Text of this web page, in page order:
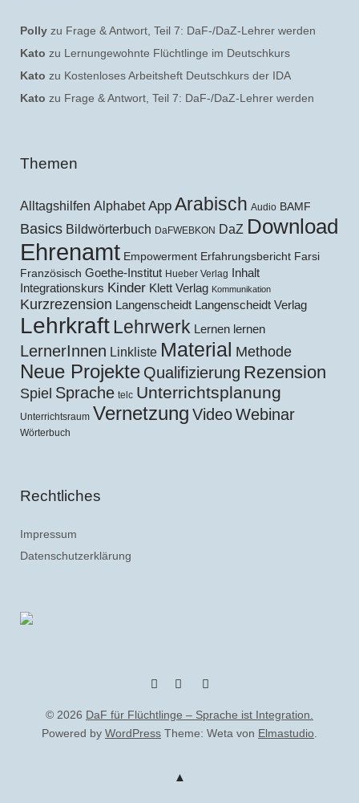
Polly zu Frage & Antwort, Teil 7: DaF-/DaZ-Lehrer werden
Kato zu Lernungewohnte Flüchtlinge im Deutschkurs
Kato zu Kostenloses Arbeitsheft Deutschkurs der IDA
Kato zu Frage & Antwort, Teil 7: DaF-/DaZ-Lehrer werden
Themen
Alltagshilfen Alphabet App Arabisch Audio BAMF
Basics Bildwörterbuch DaFWEBKON DaZ Download
Ehrenamt Empowerment Erfahrungsbericht Farsi
Französisch Goethe-Institut Hueber Verlag Inhalt
Integrationskurs Kinder Klett Verlag Kommunikation
Kurzrezension Langenscheidt Langenscheidt Verlag
Lehrkraft Lehrwerk Lernen lernen
LernerInnen Linkliste Material Methode
Neue Projekte Qualifizierung Rezension
Spiel Sprache telc Unterrichtsplanung
Unterrichtsraum Vernetzung VideoWebinar
Wörterbuch
Rechtliches
Impressum
Datenschutzerklärung
YouTube
Feed
© 2026 DaF für Flüchtlinge – Sprache ist Integration.
Powered by WordPress Theme: Weta von Elmastudio